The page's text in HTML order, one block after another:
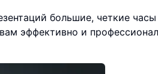
большие, четкие часы
эффективно и